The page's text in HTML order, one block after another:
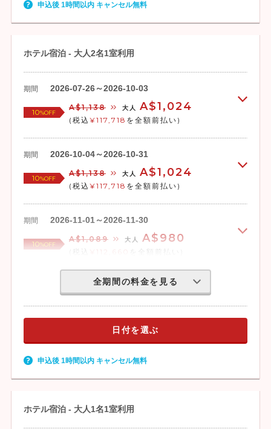
申込後 1時間以内 キャンセル無料
ホテル宿泊 - 大人2名1室利用
期間 2026-07-26～2026-10-03
10%OFF
A$1,138 大人 A$1,024
(税込 ¥117,718 を全額前払い)
期間 2026-10-04～2026-10-31
10%OFF
A$1,138 大人 A$1,024
(税込 ¥117,718 を全額前払い)
期間 2026-11-01～2026-11-30
10%OFF
A$1,089 大人 A$980
(税込 ¥112,660 を全額前払い)
全期間の料金を見る
日付を選ぶ
申込後 1時間以内 キャンセル無料
ホテル宿泊 - 大人1名1室利用